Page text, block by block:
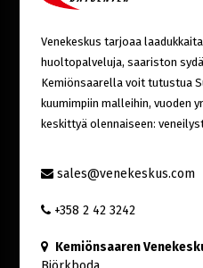
Venekeskus tarjoaa
huoltopalveluja, saariston
Kemiönsaarella voit tutustua
kuumimpiin malleihin, vuoden
keskittyä olennaiseen:
sales@venekeskus.com
+358 2 42 3242
Kemiönsaaren